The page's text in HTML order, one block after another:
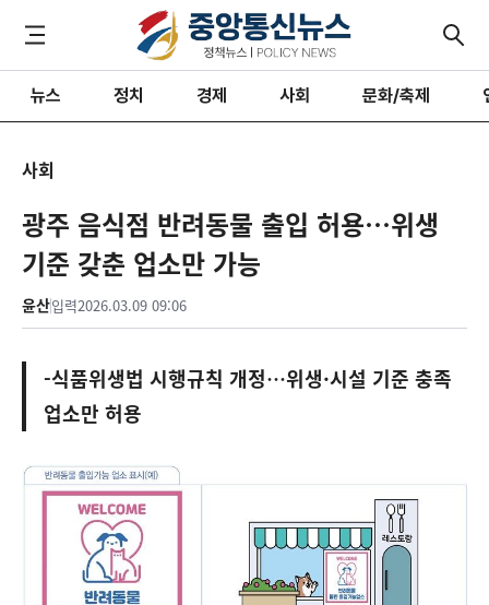
뉴스 정치 경제 사회 문화/축제
사회
광주 음식점 반려동물 출입 허용…위생
기준 갖춘 업소만 가능
윤산입력2026.03.09 09:06
-식품위생법 시행규칙 개정…위생·시설 기준 충족
업소만 허용